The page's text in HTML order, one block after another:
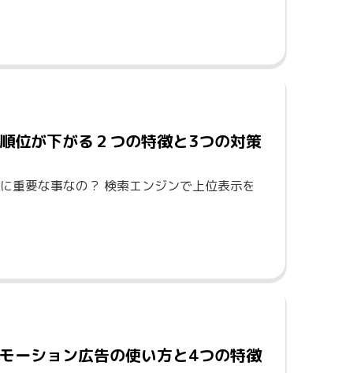
位が下がる２つの特徴と3つの対策
重要な事なの？ 検索エンジンで上位表示を
ーション広告の使い方と4つの特徴